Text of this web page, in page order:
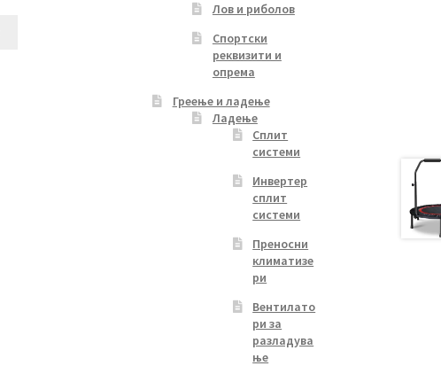
Лов и риболов
Спортски
реквизити и
опрема
Греење и ладење
Ладење
Сплит
системи
Инвертер
сплит
системи
Преносни
климатизе
ри
Вентилато
ри за
разладува
ње